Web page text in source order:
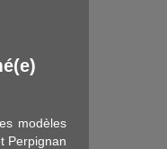
modèles
Perpignan